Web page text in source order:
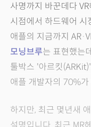
사명까지 바꾼데다
시점에서 하드웨어 시
애플의 지금까지
모닝브루는 표현했는
툴박스 '아르킷
애플 개발자의 70%
하지만, 최근 몇년새